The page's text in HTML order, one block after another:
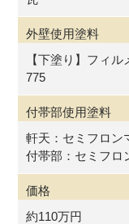
外壁使用塗料
【下塗り】フィ
775
付帯部使用塗料
軒天：セミフロ
付帯部：セミフ
価格
約110万円